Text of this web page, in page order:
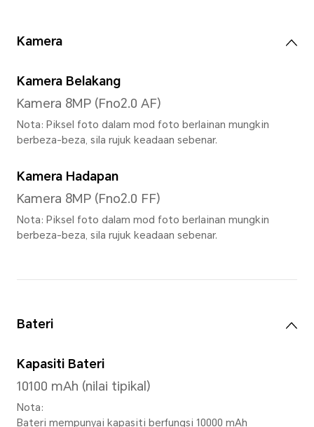
Warna Skrin
1.07 bilion warna, gamut
Nota: 1.07 bilion warna merujuk
10bit (spesifikasi perkakasan 8bit,
algoritma perisian), bilangan warna
dipaparkan ialah 1024×1024×1024
Model CPU